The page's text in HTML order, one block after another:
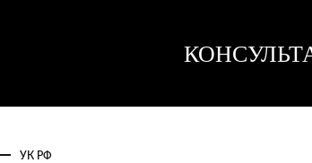
юриста
юриста
УК РФ